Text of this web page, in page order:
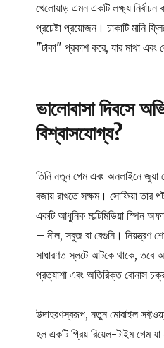
খেলোয়াড় এমন একটি লক্ষ্য নির্বাচন
প্রচেষ্টা প্রয়োজন। চাকাটি মানি
"টাকা" প্রকাশ করে, যার মাথা এবং
ভালোবাসা দিবসে
বিশ্বাসযোগ্য?
তিনি নতুন গেম এবং অনলাইনে জুয়া
বজায় রাখতে সক্ষম। সোফিয়া তার
একটি আধুনিক মাল্টিমিডিয়া স্পিন
– নীল, সবুজ বা বেগুনি। নিয়ন্ত্রণ
সাধারণত স্লটে আটকে থাকে, তবে
প্রত্যাশা এবং অতিরিক্ত বোনাস
উদাহরণস্বরূপ, নতুন মোবাইল
হল একটি প্রিয় রিয়েল-টাইম গেম